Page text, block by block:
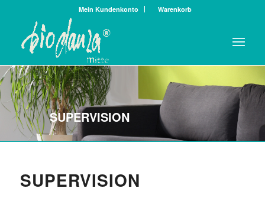
Mein Kundenkonto Warenkorb
SUPERVISION
SUPERVISION